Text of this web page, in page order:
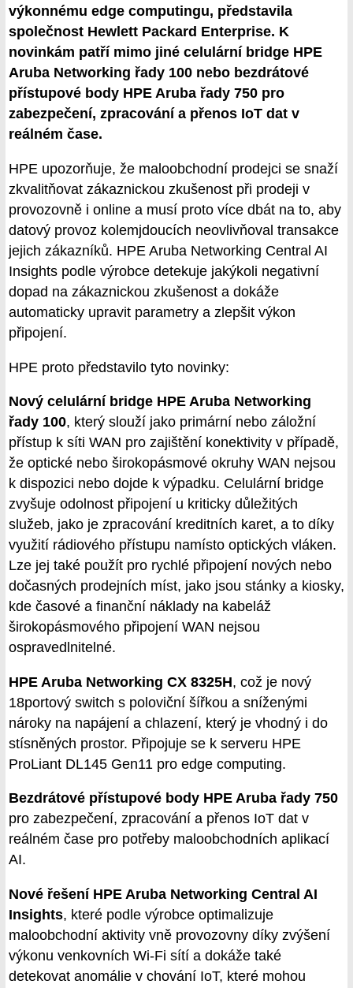
výkonnému edge computingu, představila
společnost Hewlett Packard Enterprise. K
novinkám patří mimo jiné celulární bridge HPE
Aruba Networking řady 100 nebo bezdrátové
přístupové body HPE Aruba řady 750 pro
zabezpečení, zpracování a přenos IoT dat v
reálném čase.
HPE upozorňuje, že maloobchodní prodejci se snaží
zkvalitňovat zákaznickou zkušenost při prodeji v
provozovně i online a musí proto více dbát na to, aby
datový provoz kolemjdoucích neovlivňoval transakce
jejich zákazníků. HPE Aruba Networking Central AI
Insights podle výrobce detekuje jakýkoli negativní
dopad na zákaznickou zkušenost a dokáže
automaticky upravit parametry a zlepšit výkon
připojení.
HPE proto představilo tyto novinky:
Nový celulární bridge HPE Aruba Networking
řady 100, který slouží jako primární nebo záložní
přístup k síti WAN pro zajištění konektivity v případě,
že optické nebo širokopásmové okruhy WAN nejsou
k dispozici nebo dojde k výpadku. Celulární bridge
zvyšuje odolnost připojení u kriticky důležitých
služeb, jako je zpracování kreditních karet, a to díky
využití rádiového přístupu namísto optických vláken.
Lze jej také použít pro rychlé připojení nových nebo
dočasných prodejních míst, jako jsou stánky a kiosky,
kde časové a finanční náklady na kabeláž
širokopásmového připojení WAN nejsou
ospravedlnitelné.
HPE Aruba Networking CX 8325H, což je nový
18portový switch s poloviční šířkou a sníženými
nároky na napájení a chlazení, který je vhodný i do
stísněných prostor. Připojuje se k serveru HPE
ProLiant DL145 Gen11 pro edge computing.
Bezdrátové přístupové body HPE Aruba řady 750
pro zabezpečení, zpracování a přenos IoT dat v
reálném čase pro potřeby maloobchodních aplikací
AI.
Nové řešení HPE Aruba Networking Central AI
Insights, které podle výrobce optimalizuje
maloobchodní aktivity vně provozovny díky zvýšení
výkonu venkovních Wi-Fi sítí a dokáže také
detekovat anomálie v chování IoT, které mohou